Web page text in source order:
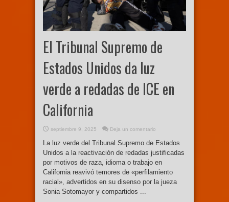
El Tribunal Supremo de
Estados Unidos da luz
verde a redadas de ICE en
California
septiembre 9, 2025 Deja un comentario
La luz verde del Tribunal Supremo de Estados
Unidos a la reactivación de redadas justificadas
por motivos de raza, idioma o trabajo en
California reavivó temores de «perfilamiento
racial», advertidos en su disenso por la jueza
Sonia Sotomayor y compartidos ...